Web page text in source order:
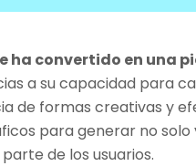
ha convertido en una
a su capacidad para
de formas creativas y
para generar no solo
de los usuarios.